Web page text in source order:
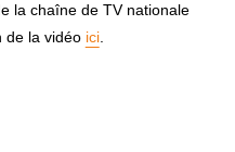
la chaîne de TV nationale
de la vidéo ici.